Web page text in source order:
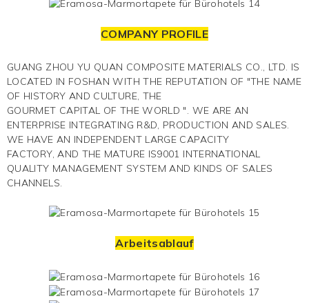
COMPANY PROFILE
GUANG ZHOU YU QUAN COMPOSITE MATERIALS CO., LTD. IS
LOCATED IN FOSHAN WITH THE REPUTATION OF "THE NAME
OF HISTORY AND CULTURE, THE
GOURMET CAPITAL OF THE WORLD ". WE ARE AN
ENTERPRISE INTEGRATING R&D, PRODUCTION AND SALES.
WE HAVE AN INDEPENDENT LARGE CAPACITY
FACTORY, AND THE MATURE IS9001 INTERNATIONAL
QUALITY MANAGEMENT SYSTEM AND KINDS OF SALES
CHANNELS.
Arbeitsablauf